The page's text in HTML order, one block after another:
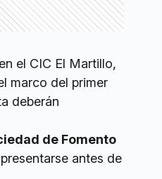
el CIC El Martillo,
marco del primer
deberán
de Fomento
antes de